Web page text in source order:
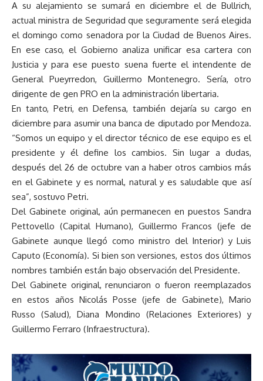
A su alejamiento se sumará en diciembre el de Bullrich,
actual ministra de Seguridad que seguramente será elegida
el domingo como senadora por la Ciudad de Buenos Aires.
En ese caso, el Gobierno analiza unificar esa cartera con
Justicia y para ese puesto suena fuerte el intendente de
General Pueyrredon, Guillermo Montenegro. Sería, otro
dirigente de gen PRO en la administración libertaria.
En tanto, Petri, en Defensa, también dejaría su cargo en
diciembre para asumir una banca de diputado por Mendoza.
“Somos un equipo y el director técnico de ese equipo es el
presidente y él define los cambios. Sin lugar a dudas,
después del 26 de octubre van a haber otros cambios más
en el Gabinete y es normal, natural y es saludable que así
sea”, sostuvo Petri.
Del Gabinete original, aún permanecen en puestos Sandra
Pettovello (Capital Humano), Guillermo Francos (jefe de
Gabinete aunque llegó como ministro del Interior) y Luis
Caputo (Economía). Si bien son versiones, estos dos últimos
nombres también están bajo observación del Presidente.
Del Gabinete original, renunciaron o fueron reemplazados
en estos años Nicolás Posse (jefe de Gabinete), Mario
Russo (Salud), Diana Mondino (Relaciones Exteriores) y
Guillermo Ferraro (Infraestructura).